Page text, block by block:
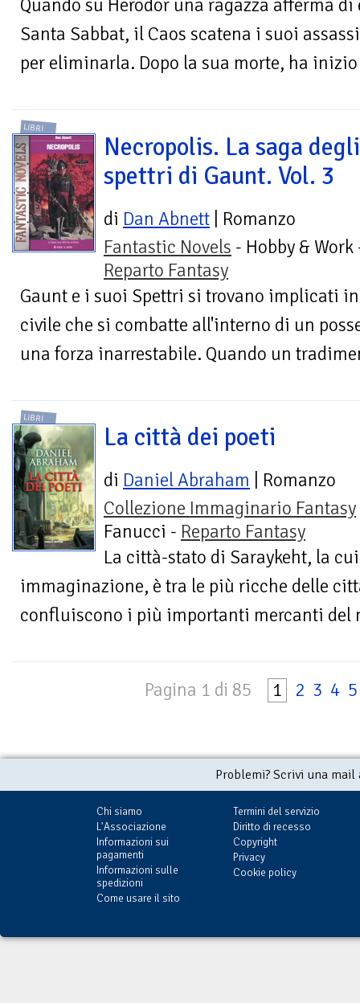
Quando su Herodor una ragazza afferma
Santa Sabbat, il Caos scatena i suoi
per eliminarla. Dopo la sua morte, ha
LIBRI
Necropolis. La saga degli
spettri di Gaunt. Vol. 3
di Dan Abnett | Romanzo
Fantastic Novels - Hobby & Work
Reparto Fantasy
Gaunt e i suoi Spettri si trovano implicati
civile che si combatte all'interno di un
una forza inarrestabile. Quando un
LIBRI
La città dei poeti
di Daniel Abraham | Romanzo
Collezione Immaginario Fantasy
Fanucci - Reparto Fantasy
La città-stato di Saraykeht, la
immaginazione, è tra le più ricche delle
confluiscono i più importanti mercanti del
Pagina 1 di 85 1 2 3 4 5
Problemi? Scrivi una
Chi siamo
L'Associazione
Informazioni sui
pagamenti
Informazioni sulle
spedizioni
Come usare il sito
Termini del servizio
Diritto di recesso
Copyright
Privacy
Cookie policy